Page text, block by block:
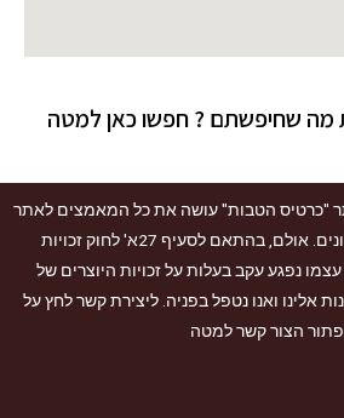
מה שחיפשתם ? חפשו כאן למטה
"כרטיס הטבות" עושה את כל המאמצים לאתר
זכויות על תמונות וסרטונים. אולם, בהתאם לסעיף 27א' לחוק זכויות
נפגע עקב בעלות על זכויות היוצרים של
אלינו ואנו נטפל בפניה. ליצירת קשר לחץ על
הצור קשר למטה